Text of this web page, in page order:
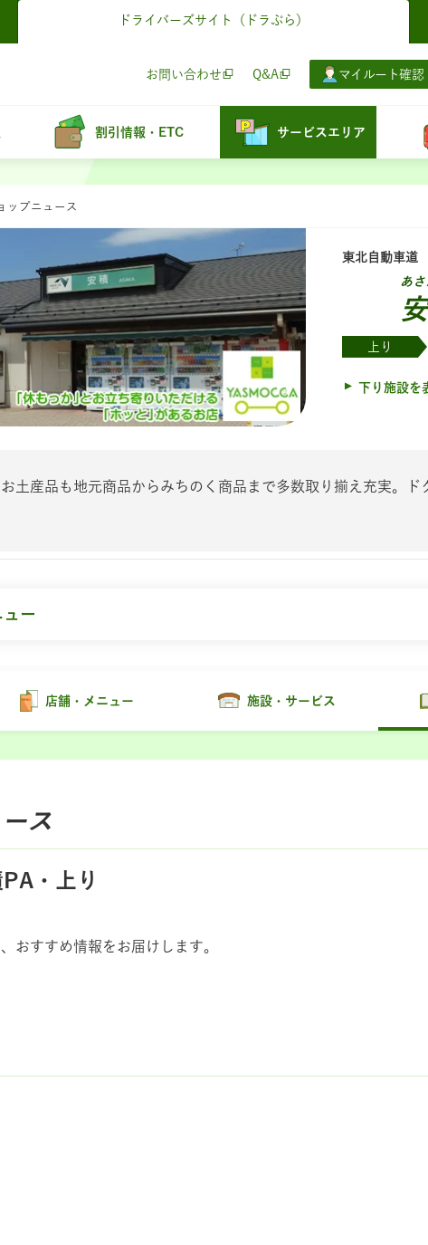
ドライバーズサイト （ドラぷら）
お問い合わせ Q&A マイルート確認
割引情報・ETC サービスエリア
ップニュース
東北自動車道
あ
上り
下り施設を
土産品も地元商品からみちのく商品まで多数取り揃え充実。ド
ー
店舗・メニュー 施設・サービス
ス
・上り
おすすめ情報をお届けします。